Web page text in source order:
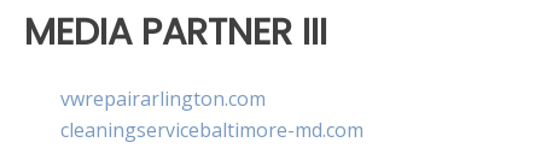
MEDIA PARTNER III
vwrepairarlington.com
cleaningservicebaltimore-md.com